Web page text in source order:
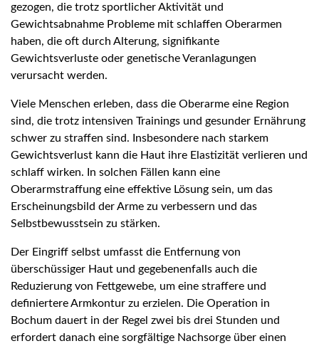
gezogen, die trotz sportlicher Aktivität und
Gewichtsabnahme Probleme mit schlaffen Oberarmen
haben, die oft durch Alterung, signifikante
Gewichtsverluste oder genetische Veranlagungen
verursacht werden.
Viele Menschen erleben, dass die Oberarme eine Region
sind, die trotz intensiven Trainings und gesunder Ernährung
schwer zu straffen sind. Insbesondere nach starkem
Gewichtsverlust kann die Haut ihre Elastizität verlieren und
schlaff wirken. In solchen Fällen kann eine
Oberarmstraffung eine effektive Lösung sein, um das
Erscheinungsbild der Arme zu verbessern und das
Selbstbewusstsein zu stärken.
Der Eingriff selbst umfasst die Entfernung von
überschüssiger Haut und gegebenenfalls auch die
Reduzierung von Fettgewebe, um eine straffere und
definiertere Armkontur zu erzielen. Die Operation in
Bochum dauert in der Regel zwei bis drei Stunden und
erfordert danach eine sorgfältige Nachsorge über einen